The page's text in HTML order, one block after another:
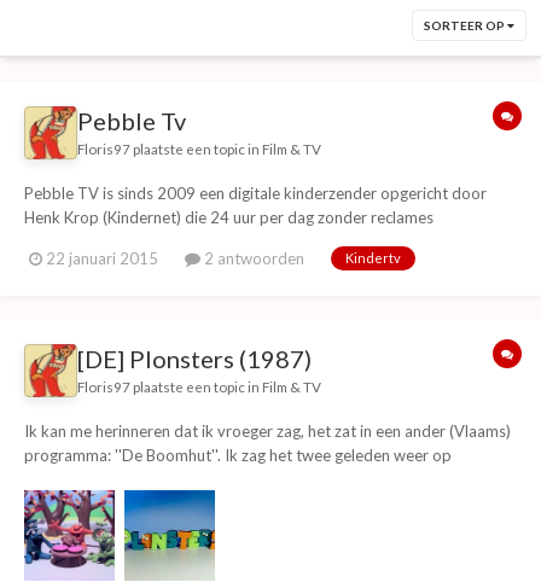
SORTEER OP
Pebble Tv
Floris97 plaatste een topic in Film & TV
Pebble TV is sinds 2009 een digitale kinderzender opgericht door
Henk Krop (Kindernet) die 24 uur per dag zonder reclames
kinderprogramma's te zien die (niet meer) op andere zenders te zien
22 januari 2015 2 antwoorden Kindertv
[DE] Plonsters (1987)
Floris97 plaatste een topic in Film & TV
Ik kan me herinneren dat ik vroeger zag, het zat in een ander (Vlaams)
programma: ''De Boomhut''. Ik zag het twee geleden weer op
terughalen van oude programma's.) Plonsters is kindertelevisie serie
die gemaakt is door het Duitse b...